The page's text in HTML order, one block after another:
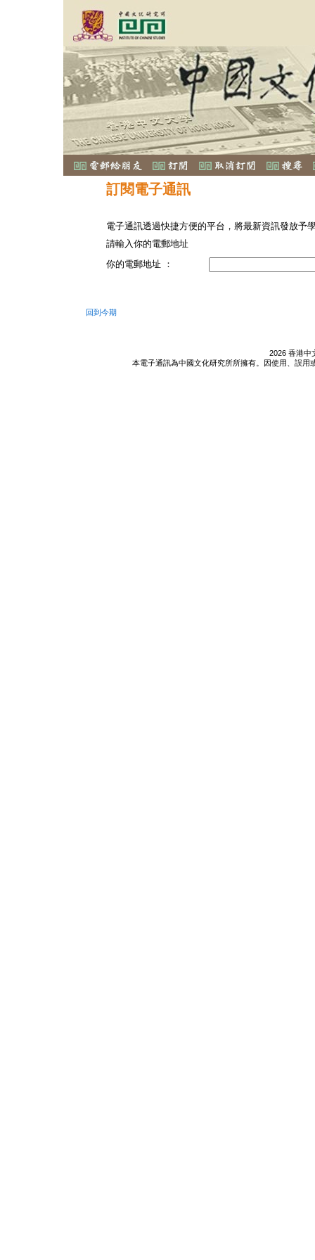
訂閱電子通訊
電子通訊透過快捷方便的平台，將最新資訊發放予
請輸入你的電郵地址
你的電郵地址 ：
回到今期
2026 香港中
本電子通訊為中國文化研究所所擁有。因使用、誤